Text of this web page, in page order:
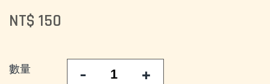
NT$ 150
數量 - +